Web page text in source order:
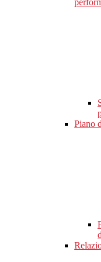
Piano